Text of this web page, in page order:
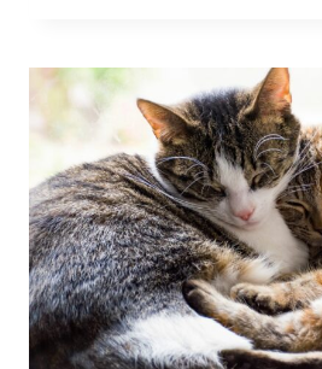
WARUM
DEINE
KATZE
DEINE
WOHNUNG
UM
DEKORIERT